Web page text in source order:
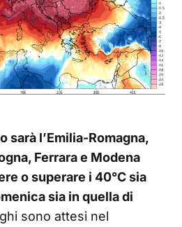
sarà l’Emilia-Romagna,
Ferrara e Modena
o superare i 40°C sia
sia in quella di
sono attesi nel